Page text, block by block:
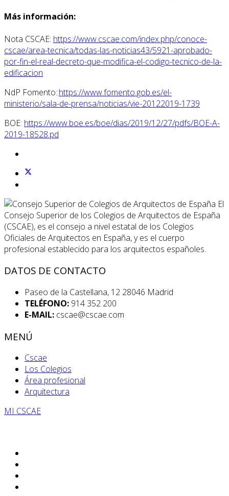
Más información:
Nota CSCAE: https://www.cscae.com/index.php/conoce-
cscae/area-tecnica/todas-las-noticias43/5921-aprobado-
por-fin-el-real-decreto-que-modifica-el-codigo-tecnico-de-la-
edificacion
NdP Fomento::https://www.fomento.gob.es/el-
ministerio/sala-de-prensa/noticias/vie-20122019-1739
BOE: https://www.boe.es/boe/dias/2019/12/27/pdfs/BOE-A-
2019-18528.pd
El
Consejo Superior de los Colegios de Arquitectos de España
(CSCAE), es el consejo a nivel estatal de los Colegios
Oficiales de Arquitectos en España, y es el cuerpo
profesional establecido para los arquitectos españoles.
DATOS DE CONTACTO
Paseo de la Castellana, 12 28046 Madrid
TELÉFONO: 914 352 200
E-MAIL: cscae@cscae.com
MENÚ
Cscae
Los Colegios
Área profesional
Arquitectura
MI CSCAE